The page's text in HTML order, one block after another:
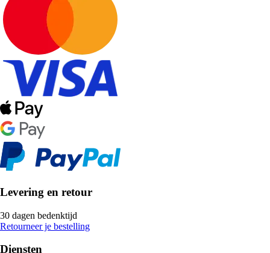
Levering en retour
30 dagen bedenktijd
Retourneer je bestelling
Diensten